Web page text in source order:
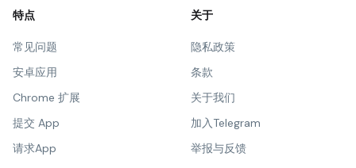
特点
常见问题
安卓应用
Chrome 扩展
提交 App
请求App
关于
隐私政策
条款
关于我们
加入Telegram
举报与反馈